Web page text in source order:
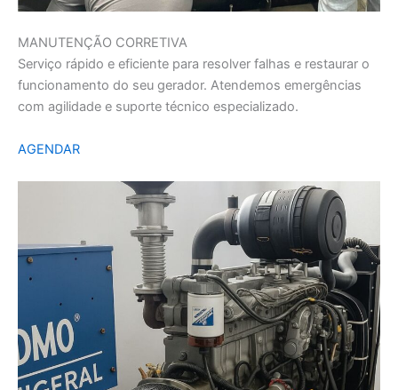
MANUTENÇÃO CORRETIVA
Serviço rápido e eficiente para resolver falhas e restaurar o
funcionamento do seu gerador. Atendemos emergências
com agilidade e suporte técnico especializado.
AGENDAR